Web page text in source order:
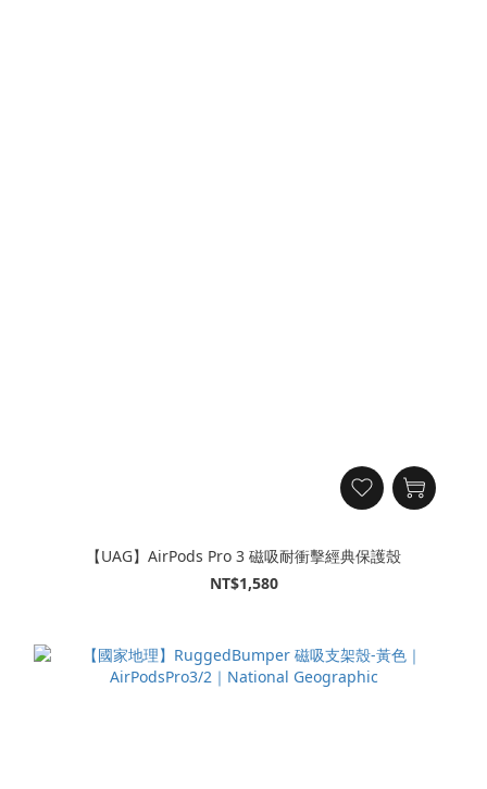
【UAG】AirPods Pro 3 磁吸耐衝擊經典保護殼
NT$1,580